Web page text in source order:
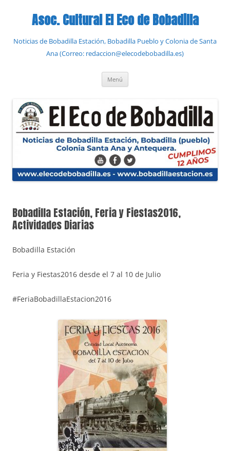
contenidoAsoc. Cultural El Eco de Bobadilla
Noticias de Bobadilla Estación, Bobadilla Pueblo y Colonia de Santa
Ana (Correo: redaccion@elecodebobadilla.es)
Menú
Bobadilla Estación, Feria y Fiestas2016,
Actividades Diarias
Bobadilla Estación
Feria y Fiestas2016 desde el 7 al 10 de Julio
#FeriaBobadillaEstacion2016